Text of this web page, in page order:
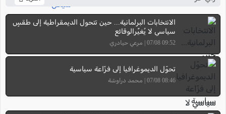
الانتخابات البرلمانية... حين تتحول الديمقراطية إلى طقسٍ
سياسي لا يُغيِّرالوقائع
09:52 07/08 | مرعي حيادري
تحوّل الديموغرافيا إلى فزّاعة سياسية
08:46 07/08 | محمد دراوشة